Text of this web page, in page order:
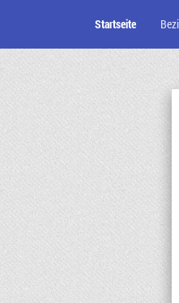
Zum
Seiteninhalt
Startseite